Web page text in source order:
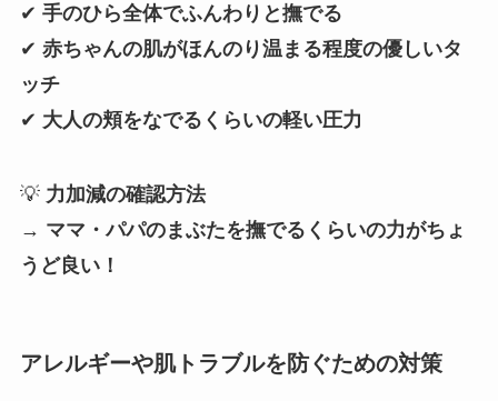
✔ 手のひら全体でふんわりと撫でる
✔ 赤ちゃんの肌がほんのり温まる程度の優しいタ
ッチ
✔ 大人の頬をなでるくらいの軽い圧力
💡 力加減の確認方法
→ ママ・パパのまぶたを撫でるくらいの力がちょ
うど良い！
アレルギーや肌トラブルを防ぐための対策